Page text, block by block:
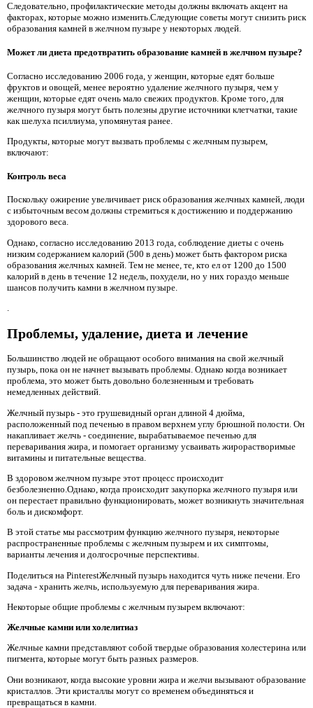
Следовательно, профилактические методы должны включать акцент на
факторах, которые можно изменить.Следующие советы могут снизить риск
образования камней в желчном пузыре у некоторых людей.
Может ли диета предотвратить образование камней в желчном пузыре?
Согласно исследованию 2006 года, у женщин, которые едят больше
фруктов и овощей, менее вероятно удаление желчного пузыря, чем у
женщин, которые едят очень мало свежих продуктов. Кроме того, для
желчного пузыря могут быть полезны другие источники клетчатки, такие
как шелуха псиллиума, упомянутая ранее.
Продукты, которые могут вызвать проблемы с желчным пузырем,
включают:
Контроль веса
Поскольку ожирение увеличивает риск образования желчных камней, люди
с избыточным весом должны стремиться к достижению и поддержанию
здорового веса.
Однако, согласно исследованию 2013 года, соблюдение диеты с очень
низким содержанием калорий (500 в день) может быть фактором риска
образования желчных камней. Тем не менее, те, кто ел от 1200 до 1500
калорий в день в течение 12 недель, похудели, но у них гораздо меньше
шансов получить камни в желчном пузыре.
.
Проблемы, удаление, диета и лечение
Большинство людей не обращают особого внимания на свой желчный
пузырь, пока он не начнет вызывать проблемы. Однако когда возникает
проблема, это может быть довольно болезненным и требовать
немедленных действий.
Желчный пузырь - это грушевидный орган длиной 4 дюйма,
расположенный под печенью в правом верхнем углу брюшной полости. Он
накапливает желчь - соединение, вырабатываемое печенью для
переваривания жира, и помогает организму усваивать жирорастворимые
витамины и питательные вещества.
В здоровом желчном пузыре этот процесс происходит
безболезненно.Однако, когда происходит закупорка желчного пузыря или
он перестает правильно функционировать, может возникнуть значительная
боль и дискомфорт.
В этой статье мы рассмотрим функцию желчного пузыря, некоторые
распространенные проблемы с желчным пузырем и их симптомы,
варианты лечения и долгосрочные перспективы.
Поделиться на PinterestЖелчный пузырь находится чуть ниже печени. Его
задача - хранить желчь, используемую для переваривания жира.
Некоторые общие проблемы с желчным пузырем включают:
Желчные камни или холелитиаз
Желчные камни представляют собой твердые образования холестерина или
пигмента, которые могут быть разных размеров.
Они возникают, когда высокие уровни жира и желчи вызывают образование
кристаллов. Эти кристаллы могут со временем объединяться и
превращаться в камни.